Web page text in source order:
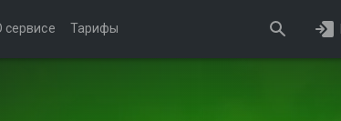
сервисе Тарифы